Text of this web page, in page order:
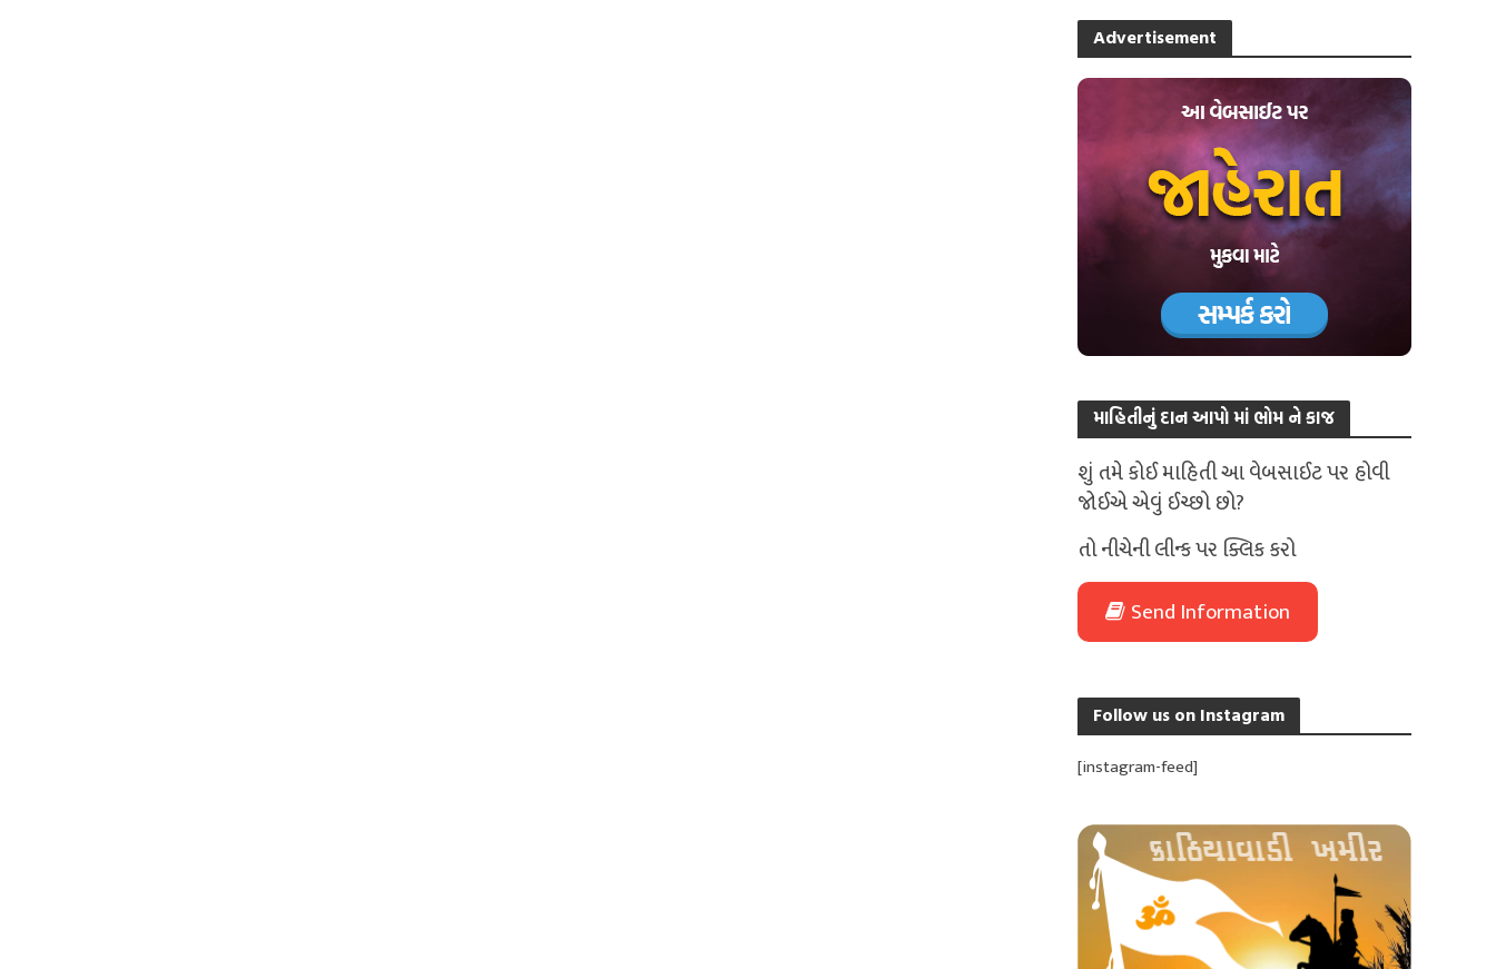
Advertisement
માહિતીનું દાન આપો માં ભોમ ને કાજ
શું તમે કોઈ માહિતી આ વેબસાઈટ પર હોવી
જોઈએ એવું ઈચ્છો છો?
તો નીચેની લીન્ક પર ક્લિક કરો
Send Information
Follow us on Instagram
[instagram-feed]